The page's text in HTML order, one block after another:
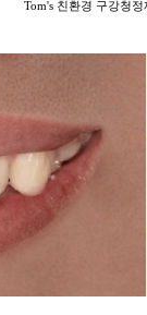
Tom's 친환경 구강청